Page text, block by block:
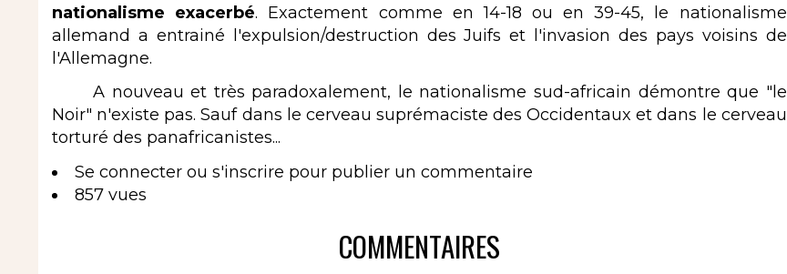
nationalisme exacerbé. Exactement comme en 14-18 ou en 39-45, le nationalisme
allemand a entrainé l'expulsion/destruction des Juifs et l'invasion des pays voisins de
l'Allemagne.
A nouveau et très paradoxalement, le nationalisme sud-africain démontre que "le
Noir" n'existe pas. Sauf dans le cerveau suprémaciste des Occidentaux et dans le cerveau
torturé des panafricanistes...
Se connecter ou s'inscrire pour publier un commentaire
857 vues
COMMENTAIRES